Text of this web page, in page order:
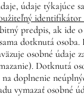
údaje týkajúce
predpis, ak
dotknutá osoba.
osobné
Dotknutá
doplnenie
vymazať osobné